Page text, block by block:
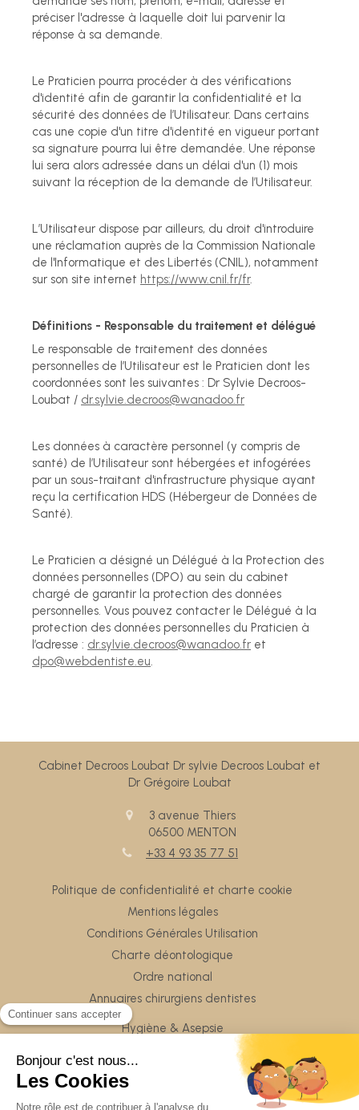
préciser l'adresse à laquelle doit lui parvenir la
réponse à sa demande.
Le Praticien pourra procéder à des vérifications
d'identité afin de garantir la confidentialité et la
sécurité des données de l’Utilisateur. Dans certains
cas une copie d'un titre d'identité en vigueur portant
sa signature pourra lui être demandée. Une réponse
lui sera alors adressée dans un délai d'un (1) mois
suivant la réception de la demande de l’Utilisateur.
L’Utilisateur dispose par ailleurs, du droit d'introduire
une réclamation auprès de la Commission Nationale
de l'Informatique et des Libertés (CNIL), notamment
sur son site internet https://www.cnil.fr/fr.
Définitions - Responsable du traitement et délégué
Le responsable de traitement des données
personnelles de l’Utilisateur est le Praticien dont les
coordonnées sont les suivantes : Dr Sylvie Decroos-
Loubat / dr.sylvie.decroos@wanadoo.fr
Les données à caractère personnel (y compris de
santé) de l’Utilisateur sont hébergées et infogérées
par un sous-traitant d'infrastructure physique ayant
reçu la certification HDS (Hébergeur de Données de
Santé).
Le Praticien a désigné un Délégué à la Protection des
données personnelles (DPO) au sein du cabinet
chargé de garantir la protection des données
personnelles. Vous pouvez contacter le Délégué à la
protection des données personnelles du Praticien à
l’adresse : dr.sylvie.decroos@wanadoo.fr et
dpo@webdentiste.eu.
Cabinet Decroos Loubat Dr sylvie Decroos Loubat et
Dr Grégoire Loubat
3 avenue Thiers
06500 MENTON
+33 4 93 35 77 51
Politique de confidentialité et charte cookie
Mentions légales
Conditions Générales Utilisation
Charte déontologique
Ordre national
Annuaires chirurgiens dentistes
Hygiène & Asepsie
Honoraire & remboursement
Rechercher